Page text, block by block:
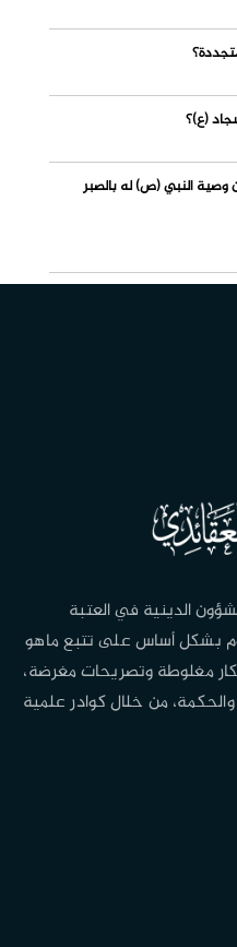
(ع)؟
وصية النبي (ص) له بالصبر
الدينية في العتبة
بشكل أساس على تتبع ماهو
مغلوطة وتصريحات مغرضة،
من خلال كوادر علمية